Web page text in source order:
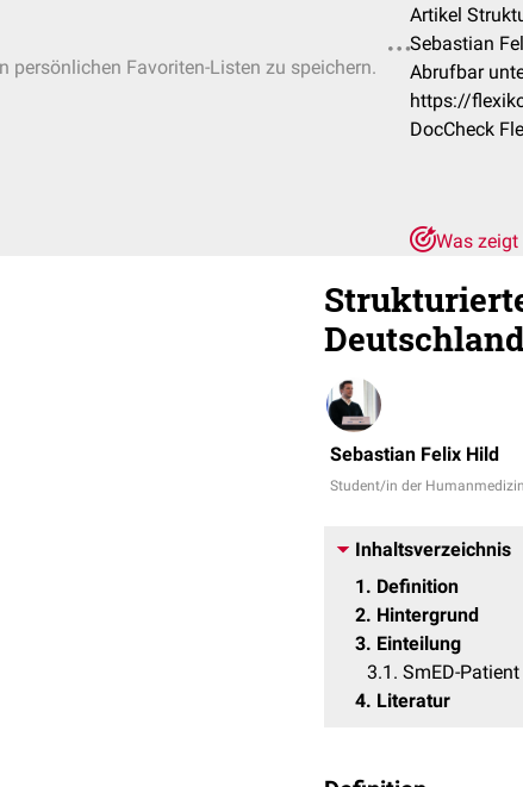
persönlichen Favoriten-Listen zu speichern.
Artikel
Sebastian
Abrufbar
https://
DocCheck
Was zeigt
Sebastian Felix Hild
Student/in der Humanmedizin
Inhaltsverzeichnis
1
Definition
2 Hintergrund
3 Einteilung
3.1 SmED-Patient
4 Literatur